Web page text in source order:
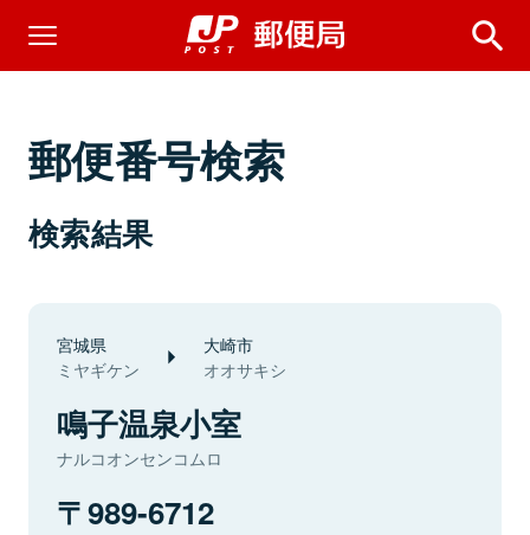
郵便番号検索
検索結果
宮城県
ミヤギケン
大崎市
オオサキシ
鳴子温泉小室
ナルコオンセンコムロ
989-6712